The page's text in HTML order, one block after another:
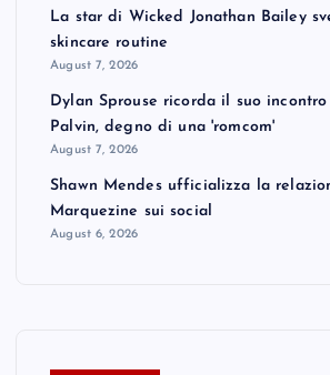
La star di Wicked Jonathan Bailey
skincare routine
August 7, 2026
Dylan Sprouse ricorda il suo
Palvin, degno di una 'romcom'
August 7, 2026
Shawn Mendes ufficializza la
Marquezine sui social
August 6, 2026